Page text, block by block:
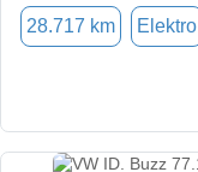
28.717 km Elektro